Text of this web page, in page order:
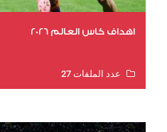
اهداف كاس العالم 2026
عدد الملفات 27